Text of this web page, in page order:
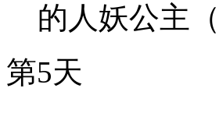
的人妖公主
第5天